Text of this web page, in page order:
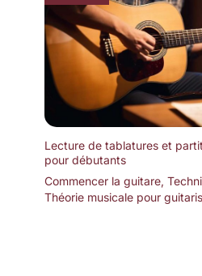
Lecture de tablatures et
pour débutants
Commencer la guitare,
Théorie musicale pour